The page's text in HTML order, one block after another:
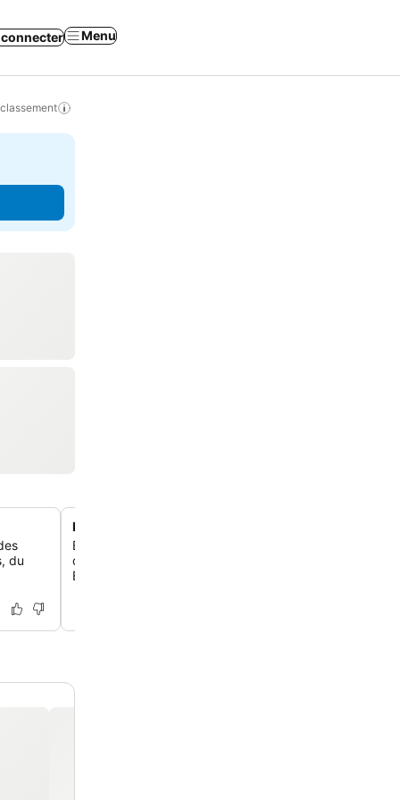
connecter Menu
du
Emplacement central dans la vieille ville
Explore le centre historique de Cahors à pied, l'hôtel
de l'église Saint-Barthélémy et à quelques pas de la
Étienne et du Pont Valentré.